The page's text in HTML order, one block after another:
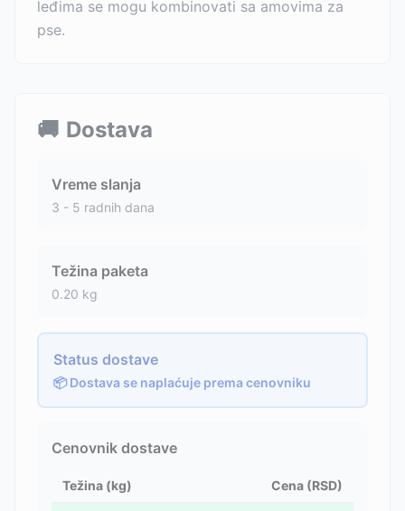
leđima se mogu kombinovati sa amovima za
pse.
🚚 Dostava
Vreme slanja
3 - 5 radnih dana
Težina paketa
0.20 kg
Status dostave
📦 Dostava se naplaćuje prema cenovniku
Cenovnik dostave
Težina (kg) Cena (RSD)